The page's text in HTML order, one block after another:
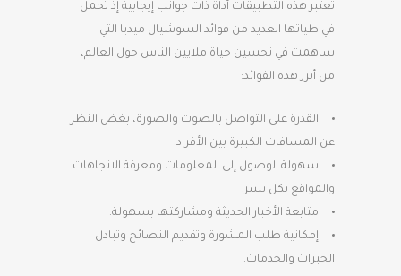
تعتبر هذه التطبيقات أداة ذات جوانب إيجابية إذ تحمل
في طياتها العديد من فوائد السوشيال ميديا التي
ساهمت في تحسين حياة ملايين الناس حول العالم،
من أبرز هذه الفوائد:
القدرة على التواصل بالصوت والصورة، بغض النظر
عن المسافات الكبيرة بين الأفراد.
سهولة الوصول إلى المعلومات ومعرفة الاتجاهات
والمواقع بكل يسر.
متابعة الأخبار الحديثة ومشاركتها بسهولة.
إمكانية طلب المشورة وتقديم النصائح وتبادل
الخبرات والخدمات.